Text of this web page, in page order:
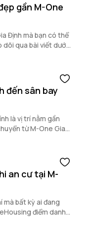
gần M-One
Định mà bạn có thể
dõi qua bài viết dưới
đến sân bay
là vị trí nằm gần
từ M-One Gia
an cư tại M-
mà bất kỳ ai đang
điểm danh
này.